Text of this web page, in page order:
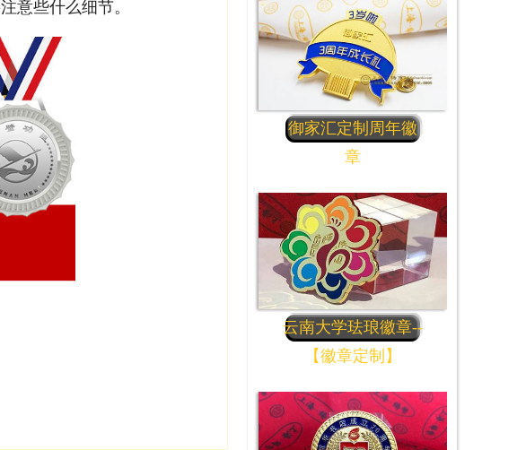
意些什么细节。
御家汇定制周年徽
章
云南大学珐琅徽章--
【徽章定制】